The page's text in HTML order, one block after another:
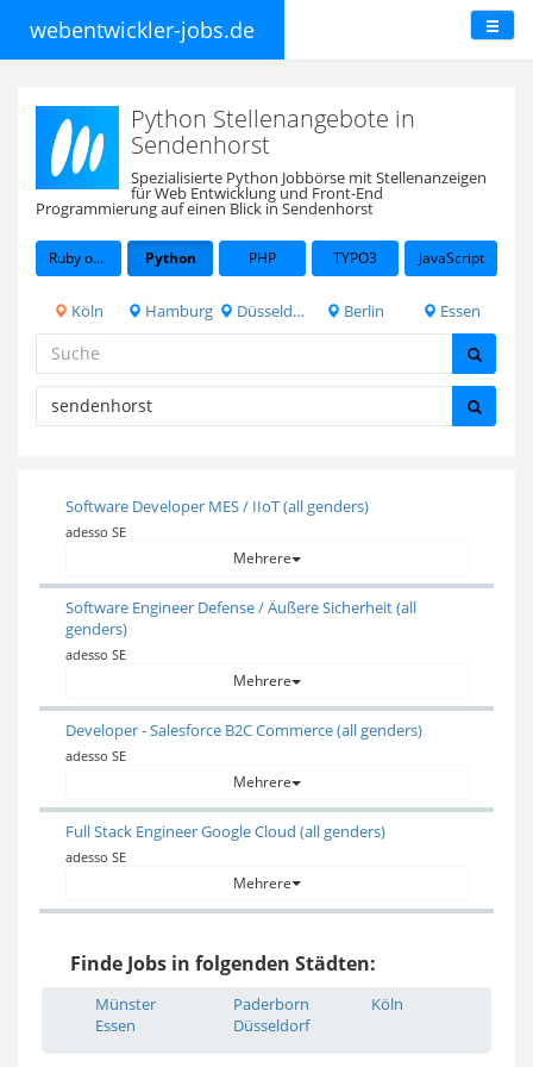
webentwickler-jobs.de
Python Stellenangebote in
Sendenhorst
Spezialisierte Python Jobbörse mit Stellenanzeigen
für Web Entwicklung und Front-End
Programmierung auf einen Blick in Sendenhorst
Ruby on Rails Python PHP TYPO3 JavaScript
Köln Hamburg Düsseldorf Berlin Essen
Software Developer MES / IIoT (all genders)
adesso SE
Mehrere
Software Engineer Defense / Äußere Sicherheit (all
genders)
adesso SE
Mehrere
Developer - Salesforce B2C Commerce (all genders)
adesso SE
Mehrere
Full Stack Engineer Google Cloud (all genders)
adesso SE
Mehrere
Finde Jobs in folgenden Städten:
Münster
Essen
Paderborn
Düsseldorf
Köln